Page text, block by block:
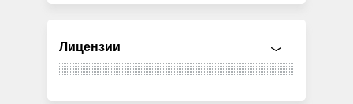
Лицензии